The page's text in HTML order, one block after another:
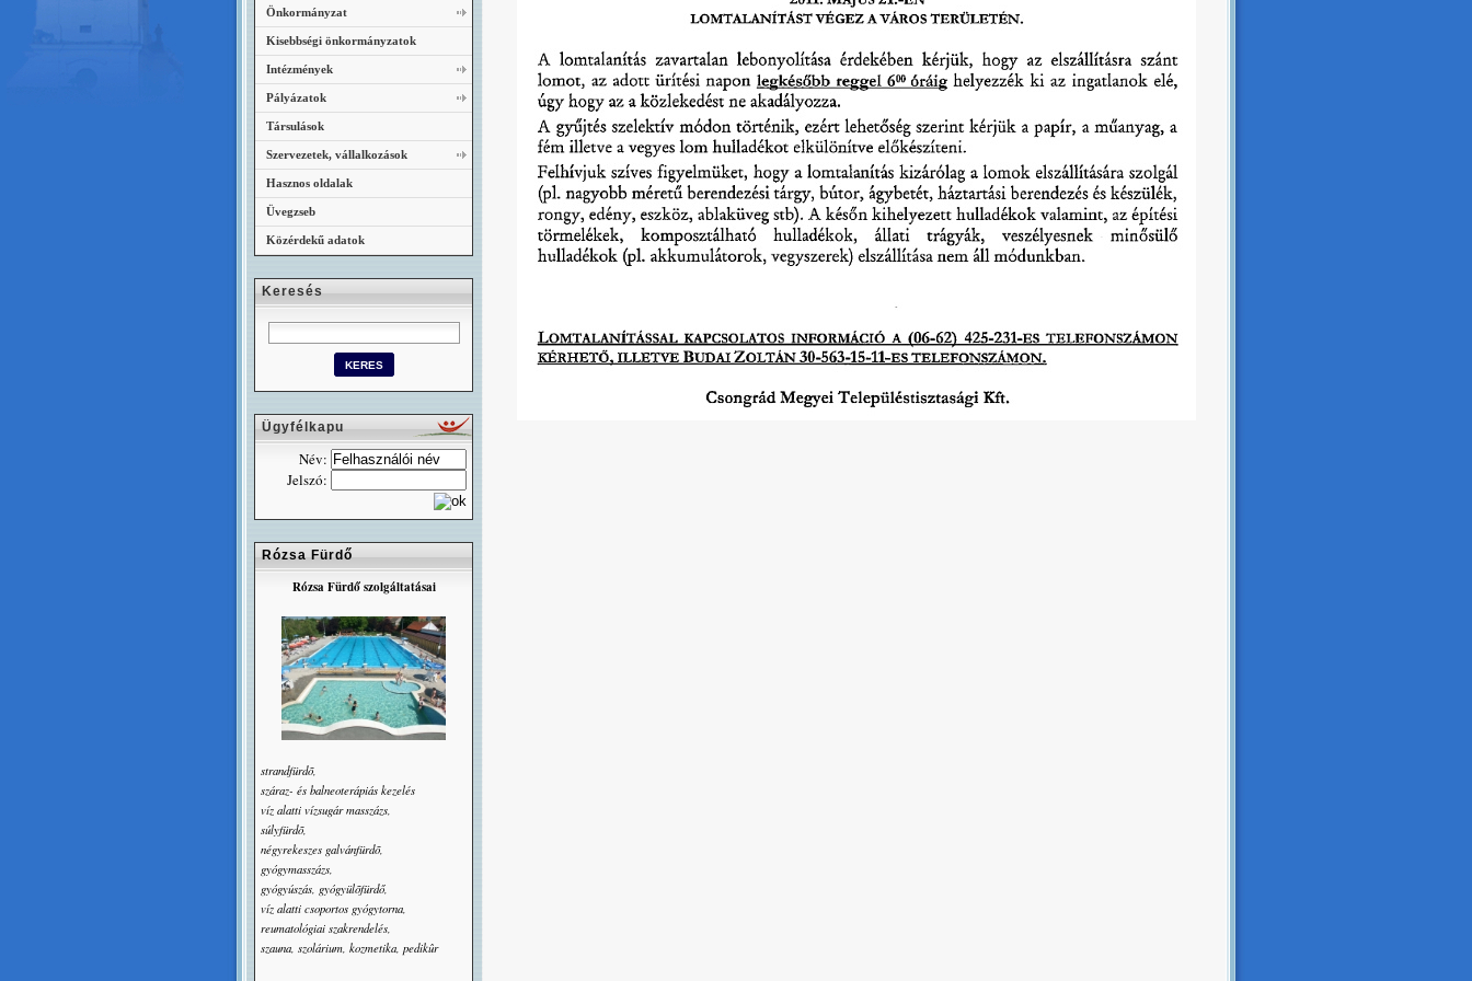
Önkormányzat
Kisebbségi önkormányzatok
Intézmények
Pályázatok
Társulások
Szervezetek, vállalkozások
Hasznos oldalak
Üvegzseb
Közérdekű adatok
Keresés
Ügyfélkapu
Név:
Jelszó:
Rózsa Fürdő
Rózsa Fürdő szolgáltatásai
strandfürdõ,
száraz- és balneoterápiás kezelés
víz alatti vízsugár masszázs,
súlyfürdõ,
négyrekeszes galvánfürdõ,
gyógymasszázs,
gyógyúszás, gyógyülõfürdő,
víz alatti csoportos gyógytorna,
reumatológiai szakrendelés,
szauna, szolárium, kozmetika, pedikûr